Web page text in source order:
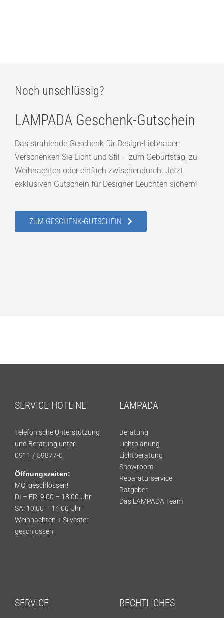
Noch unschlüssig?
LAMPADA Geschenk-Gutschein
Das strahlende Geschenk für Design-Liebhaber:
Verschenken Sie Licht und Stil – zum Geburtstag, zu
Weihnachten oder einfach zwischendurch. Jetzt
exklusiven Gutschein für Designer-Leuchten sichern!
ZUM GESCHENK-GUTSCHEIN
SERVICE HOTLINE
Telefonische Unterstützung
und Beratung unter:
0911 / 59877-0
Öffnungszeiten:
MO: geschlossen!
DI – FR: 9:00 – 18:00 Uhr
SA: 10:00 – 14:00 Uhr
Weihnachten + Silvester
geschlossen
LAMPADA
Beratung
Lichtplanung
Lichtberatung
Showroom
Reparaturservice
Ratgeber
Das LAMPADA Team
SERVICE RECHTLICHES